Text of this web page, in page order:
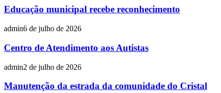
Educação municipal recebe reconhecimento
admin6 de julho de 2026
Centro de Atendimento aos Autistas
admin2 de julho de 2026
Manutenção da estrada da comunidade do Cristal